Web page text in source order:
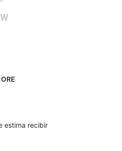
estima recibir